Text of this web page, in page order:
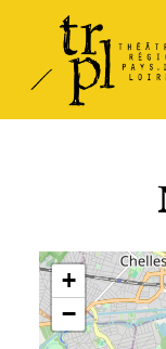
TRPL -
Théâtre
Régional